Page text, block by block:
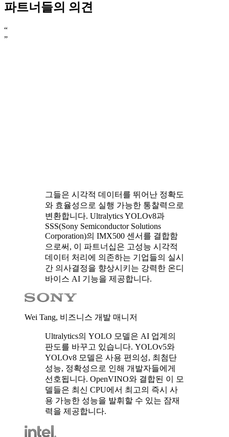
파트너들의 의견
“
”
그들은 시각적 데이터를 뛰어난 정확도
와 효율성으로 실행 가능한 통찰력으로
변환합니다. Ultralytics YOLOv8과
SSS(Sony Semiconductor Solutions
Corporation)의 IMX500 센서를 결합함
으로써, 이 파트너십은 고성능 시각적
데이터 처리에 의존하는 기업들의 실시
간 의사결정을 향상시키는 강력한 온디
바이스 AI 기능을 제공합니다.
Wei Tang, 비즈니스 개발 매니저
Ultralytics의 YOLO 모델은 AI 업계의
판도를 바꾸고 있습니다. YOLOv5와
YOLOv8 모델은 사용 편의성, 최첨단
성능, 정확성으로 인해 개발자들에게
선호됩니다. OpenVINO와 결합된 이 모
델들은 최신 CPU에서 최고의 즉시 사
용 가능한 성능을 발휘할 수 있는 잠재
력을 제공합니다.